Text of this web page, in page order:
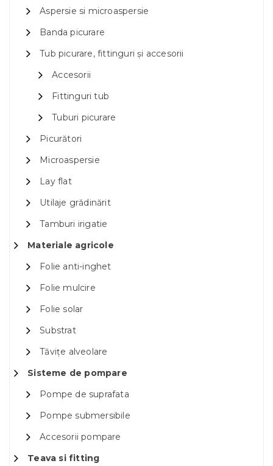
Aspersie si microaspersie
Banda picurare
Tub picurare, fittinguri și accesorii
Accesorii
Fittinguri tub
Tuburi picurare
Picurători
Microaspersie
Lay flat
Utilaje grădinărit
Tamburi irigatie
Materiale agricole
Folie anti-inghet
Folie mulcire
Folie solar
Substrat
Tăvițe alveolare
Sisteme de pompare
Pompe de suprafata
Pompe submersibile
Accesorii pompare
Teava si fitting